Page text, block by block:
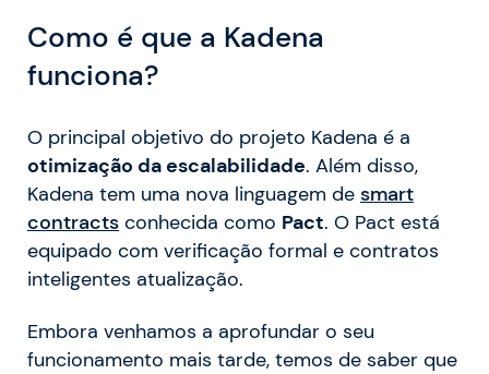
Como é que a Kadena
funciona?
O principal objetivo do projeto Kadena é a
otimização da escalabilidade. Além disso,
Kadena tem uma nova linguagem de smart
contracts conhecida como Pact. O Pact está
equipado com verificação formal e contratos
inteligentes atualização.
Embora venhamos a aprofundar o seu
funcionamento mais tarde, temos de saber que